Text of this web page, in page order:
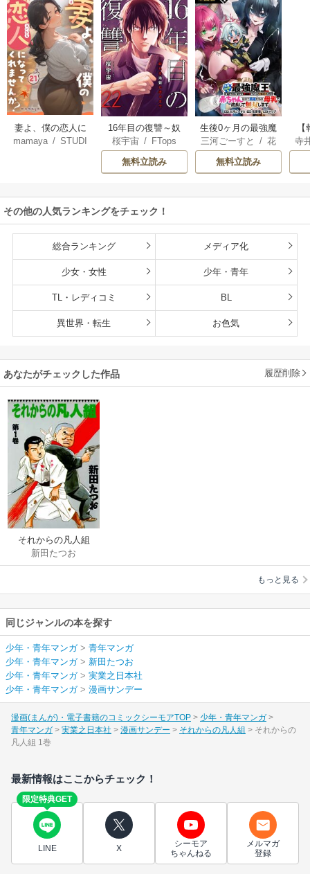
妻よ、僕の恋人に
なってくれません
mamaya /STUDI
16年目の復讐～奴
らを地獄に送るま
で
桜宇宙 / FTops
無料立読み
生後0ヶ月の最強魔
王 食べるだけ強
くなるチート能力
持ち転生者だけど
雄たちの母乳で成
三河ごーすと /花
房雪/マップ
無料立読み
解
寺
その他の人気ランキングをチェック！
総合ランキング メディア化
少女・女性 少年・青年
TL・レディコミ BL
異世界・転生 お色気
あなたがチェックした作品 履歴削除
それからの凡人組
新田たつお
もっと見る
同じジャンルの本を探す
少年・青年マンガ> 青年マンガ
少年・青年マンガ> 新田たつお
少年・青年マンガ> 実業之日本社
少年・青年マンガ> 漫画サンデー
漫画(まんが)・電子書籍のコミックシーモアTOP
少年・青年マンガ
青年マンガ
実業之日本社 漫画サンデー それからの凡人組
それからの
凡人組 1巻
最新情報はここからチェック！
限定特典GET
LINE X
シーモア
ちゃんねる
メルマガ
登録